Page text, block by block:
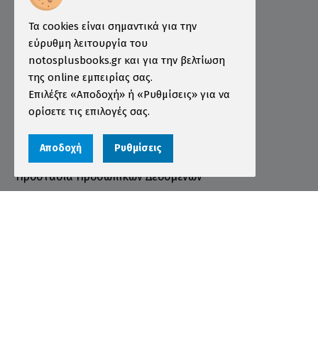
Ινστιτούτο ÖSD Ελλάδας
Πληροφορίες
Τρόποι Παραγγελίας
Τρόποι Πληρωμής
Τρόποι Αποστολής
Όροι χρήσης
Προστασία Προσωπικών Δεδομένων
Τα cookies είναι σημαντικά για την
εύρυθμη λειτουργία του
notosplusbooks.gr και για την βελτίωση
της online εμπειρίας σας.
Επιλέξτε «Αποδοχή» ή «Ρυθμίσεις» για να
ορίσετε τις επιλογές σας.
Αποδοχή Ρυθμίσεις